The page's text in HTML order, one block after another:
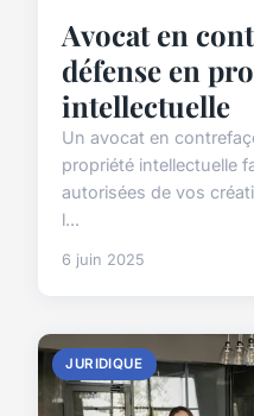
Avocat en
défense en
intellectuelle
Un avocat en
propriété intellectuelle
autorisées de vos
l...
6 juin 2025
JURIDIQUE